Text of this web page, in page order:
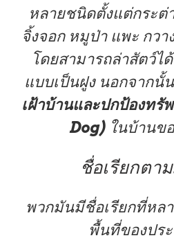
หลายชนิดตั้งแต่กระต่
จิ้งจอก หมูป่า แพะ กว
โดยสามารถล่าสัตว์ไ
แบบเป็นฝูงนอกจากนั้
เฝ้าบ้านและปกป้องท
Dog) ในบ้านข
ชื่อเรียกตา
พวกมันมีชื่อเรียกที่หล
พื้นที่ของปร